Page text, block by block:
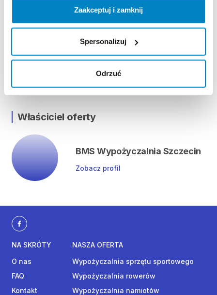
Zaakceptuj i zamknij
Spersonalizuj
Odrzuć
ul. Obłoków 57, 71-493 Szczecin
Właściciel oferty
BMS Wypożyczalnia Szczecin
Zobacz profil
NA SKRÓTY
O nas
FAQ
Kontakt
NASZA OFERTA
Wypożyczalnia sprzętu sportowego
Wypożyczalnia rowerów
Wypożyczalnia namiotów